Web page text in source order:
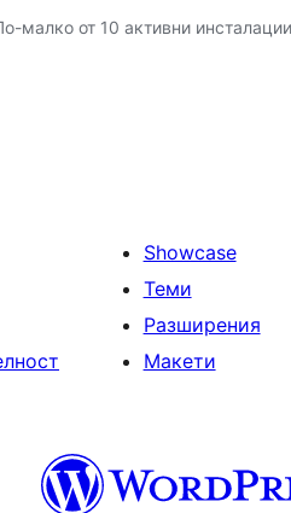
малко от 10 активни инсталации
Showcase
Теми
Разширения
Макети